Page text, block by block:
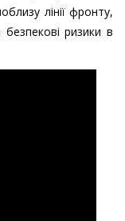
лінії фронту,
ризики в